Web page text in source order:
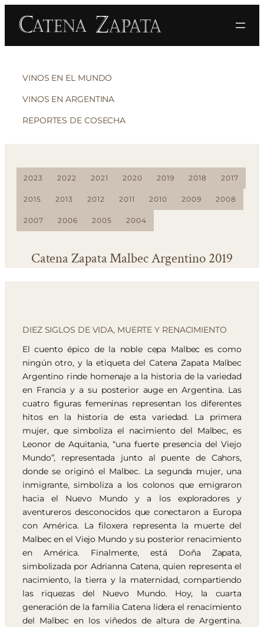
VINOS EN EL MUNDO
VINOS EN ARGENTINA
REPORTES DE COSECHA
2023 2022 2021 2020 2019 2018 2017
2015 2013 2012 2011 2010 2009 2008
2007 2006 2005 2004
Catena Zapata Malbec Argentino 2019
DIEZ SIGLOS DE VIDA, MUERTE Y RENACIMIENTO
El cuento épico de la noble cepa Malbec es como
ningún otro, y la etiqueta del Catena Zapata Malbec
Argentino rinde homenaje a la historia de la variedad
en Francia y a su posterior auge en Argentina. Las
cuatro figuras femeninas representan los diferentes
hitos en la historia de esta variedad. La primera
mujer, que simboliza el nacimiento del Malbec, es
Leonor de Aquitania, “una fuerte presencia del Viejo
Mundo”, representada junto al puente de Cahors,
donde se originó el Malbec. La segunda mujer, una
inmigrante, simboliza a los colonos que emigraron
hacia el Nuevo Mundo y a los exploradores y
aventureros desconocidos que conectaron a Europa
con América. La filoxera representa la muerte del
Malbec en el Viejo Mundo y su posterior renacimiento
en América. Finalmente, está Doña Zapata,
simbolizada por Adrianna Catena, quien representa el
nacimiento, la tierra y la maternidad, compartiendo
las riquezas del Nuevo Mundo. Hoy, la cuarta
generación de la familia Catena lidera el renacimiento
del Malbec en los viñedos de altura de Argentina.